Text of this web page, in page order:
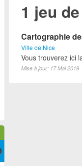
1 jeu
Cartographie
Ville de Nice
Vous trouverez ici
Mise à jour: 17 Mai 2019